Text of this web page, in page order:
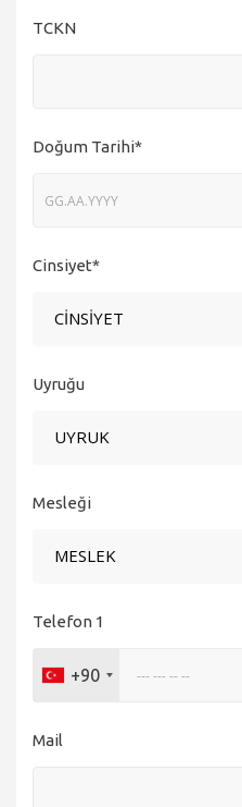
TCKN
Doğum Tarihi*
Cinsiyet*
CİNSİYET
Uyruğu
UYRUK
Mesleği
MESLEK
Telefon 1
+90
Mail